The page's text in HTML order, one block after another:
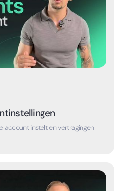
account instelt en vertragingen